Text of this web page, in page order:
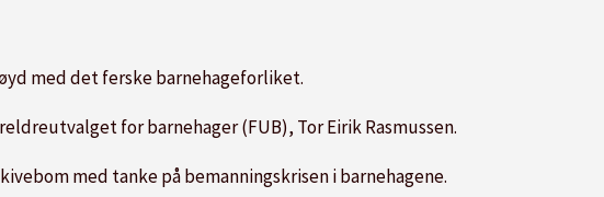
med det ferske barnehageforliket.
for barnehager (FUB), Tor Eirik Rasmussen.
med tanke på bemanningskrisen i barnehagene.